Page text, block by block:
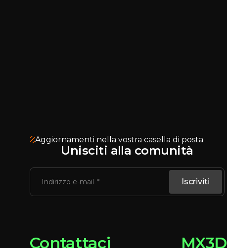
Aggiornamenti nella vostra casella di posta
Unisciti alla comunità
Indirizzo e-mail Iscriviti
Contattaci MX3D